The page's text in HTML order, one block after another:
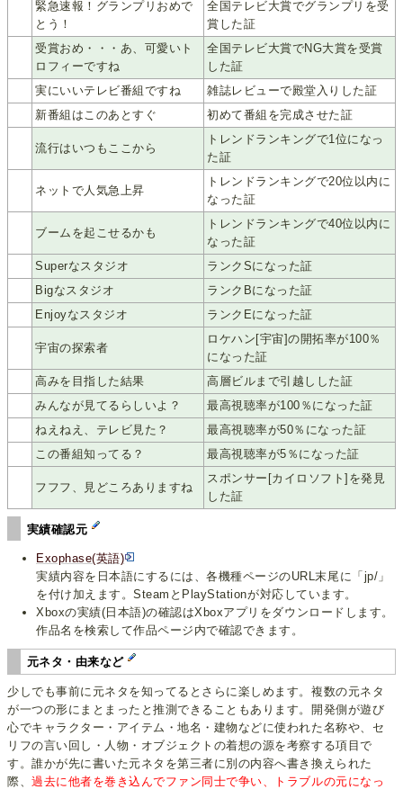
緊急速報！グランプリおめで
とう！
全国テレビ大賞でグランプリを受
賞した証
受賞おめ・・・あ、可愛いト
ロフィーですね
全国テレビ大賞でNG大賞を受賞
した証
実にいいテレビ番組ですね
雑誌レビューで殿堂入りした証
新番組はこのあとすぐ 初めて番組を完成させた証
流行はいつもここから
トレンドランキングで1位になっ
た証
ネットで人気急上昇
トレンドランキングで20位以内に
なった証
ブームを起こせるかも
トレンドランキングで40位以内に
なった証
Superなスタジオ
ランクSになった証
Bigなスタジオ
ランクBになった証
Enjoyなスタジオ ランクEになった証
宇宙の探索者
ロケハン[宇宙]の開拓率が100％
になった証
高みを目指した結果
高層ビルまで引越しした証
みんなが見てるらしいよ？
最高視聴率が100％になった証
ねえねえ、テレビ見た？
最高視聴率が50％になった証
この番組知ってる？ 最高視聴率が5％になった証
フフフ、見どころありますね
スポンサー[カイロソフト]を発見
した証
実績確認元
Exophase(英語)
実績内容を日本語にするには、各機種ページのURL末尾に「jp/」
を付け加えます。SteamとPlayStationが対応しています。
Xboxの実績(日本語)の確認はXboxアプリをダウンロードします。
作品名を検索して作品ページ内で確認できます。
元ネタ・由来など
少しでも事前に元ネタを知ってるとさらに楽しめます。複数の元ネタ
が一つの形にまとまったと推測できることもあります。開発側が遊び
心でキャラクター・アイテム・地名・建物などに使われた名称や、セ
リフの言い回し・人物・オブジェクトの着想の源を考察する項目で
す。誰かが先に書いた元ネタを第三者に別の内容へ書き換えられた
際、過去に他者を巻き込んでファン同士で争い、トラブルの元になっ